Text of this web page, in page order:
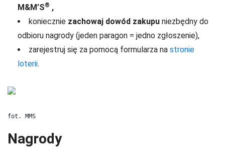
M&M’S® ,
koniecznie zachowaj dowód zakupu niezbędny do
odbioru nagrody (jeden paragon = jedno zgłoszenie),
zarejestruj się za pomocą formularza na stronie
loterii.
fot. MMS
Nagrody